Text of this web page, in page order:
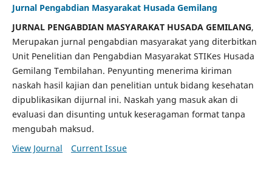
Jurnal Pengabdian Masyarakat Husada Gemilang
JURNAL PENGABDIAN MASYARAKAT HUSADA GEMILANG,
Merupakan jurnal pengabdian masyarakat yang diterbitkan
Unit Penelitian dan Pengabdian Masyarakat STIKes Husada
Gemilang Tembilahan. Penyunting menerima kiriman
naskah hasil kajian dan penelitian untuk bidang kesehatan
dipublikasikan dijurnal ini. Naskah yang masuk akan di
evaluasi dan disunting untuk keseragaman format tanpa
mengubah maksud.
View Journal
Current Issue